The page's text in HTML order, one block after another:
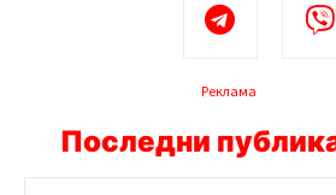
Реклама
Последни